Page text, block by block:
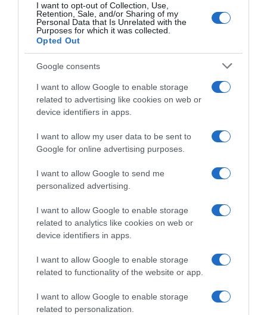
I want to opt-out of Collection, Use,
Retention, Sale, and/or Sharing of my
Personal Data that Is Unrelated with the
Purposes for which it was collected.
Opted Out
Google consents
I want to allow Google to enable storage
related to advertising like cookies on web or
device identifiers in apps.
I want to allow my user data to be sent to
Google for online advertising purposes.
I want to allow Google to send me
personalized advertising.
I want to allow Google to enable storage
related to analytics like cookies on web or
device identifiers in apps.
I want to allow Google to enable storage
related to functionality of the website or app.
I want to allow Google to enable storage
related to personalization.
Τροχαίο στις Σέρρες: “Το ΙΧ πέρασε
στο αντίθετο ρεύμα – Προσπάθησα
να το αποφύγω, δεν πρόλαβα” λέει ο
οδηγός του φορτηγού
Θρήνος για τη 46χρονη και τον 21χρονο γιο της που
σκοτώθηκαν ακαριαία από τη μετωπική σύγκρουση